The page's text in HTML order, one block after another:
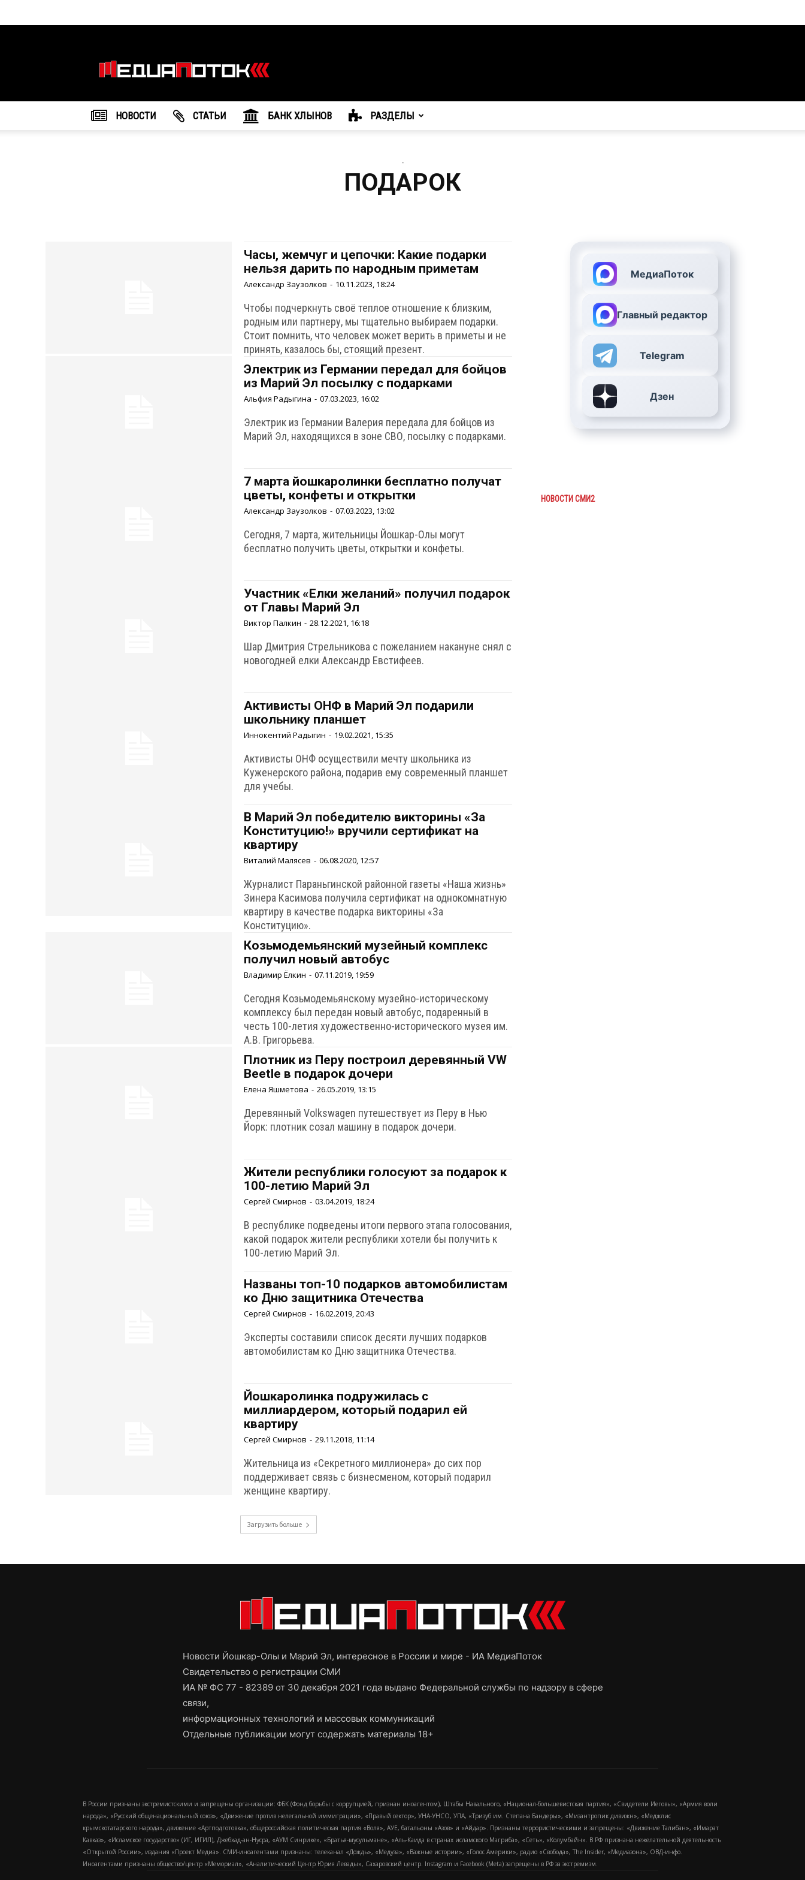
агентство
"МедиаПоток"
НОВОСТИ CТАТЬИ БАНК ХЛЫНОВ РАЗДЕЛЫ
-
ПОДАРОК
Часы, жемчуг и цепочки: Какие подарки
нельзя дарить по народным приметам
Александр Заузолков - 10.11.2023, 18:24
Чтобы подчеркнуть своё теплое отношение к близким,
родным или партнеру, мы тщательно выбираем подарки.
Стоит помнить, что человек может верить в приметы и не
принять, казалось бы, стоящий презент.
Электрик из Германии передал для бойцов
из Марий Эл посылку с подарками
Альфия Радыгина - 07.03.2023, 16:02
Электрик из Германии Валерия передала для бойцов из
Марий Эл, находящихся в зоне СВО, посылку с подарками.
7 марта йошкаролинки бесплатно получат
цветы, конфеты и открытки
Александр Заузолков - 07.03.2023, 13:02
Сегодня, 7 марта, жительницы Йошкар-Олы могут
бесплатно получить цветы, открытки и конфеты.
Участник «Елки желаний» получил подарок
от Главы Марий Эл
Виктор Палкин - 28.12.2021, 16:18
Шар Дмитрия Стрельникова с пожеланием накануне снял с
новогодней елки Александр Евстифеев.
Активисты ОНФ в Марий Эл подарили
школьнику планшет
Иннокентий Радыгин - 19.02.2021, 15:35
Активисты ОНФ осуществили мечту школьника из
Куженерского района, подарив ему современный планшет
для учебы.
В Марий Эл победителю викторины «За
Конституцию!» вручили сертификат на
квартиру
Виталий Малясев - 06.08.2020, 12:57
Журналист Параньгинской районной газеты «Наша жизнь»
Зинера Касимова получила сертификат на однокомнатную
квартиру в качестве подарка викторины «За
Конституцию».
Козьмодемьянский музейный комплекс
получил новый автобус
Владимир Ёлкин - 07.11.2019, 19:59
Сегодня Козьмодемьянскому музейно-историческому
комплексу был передан новый автобус, подаренный в
честь 100-летия художественно-исторического музея им.
А.В. Григорьева.
Плотник из Перу построил деревянный VW
Beetle в подарок дочери
Елена Яшметова - 26.05.2019, 13:15
Деревянный Volkswagen путешествует из Перу в Нью
Йорк: плотник созал машину в подарок дочери.
Жители республики голосуют за подарок к
100-летию Марий Эл
Сергей Смирнов - 03.04.2019, 18:24
В республике подведены итоги первого этапа голосования,
какой подарок жители республики хотели бы получить к
100-летию Марий Эл.
Названы топ-10 подарков автомобилистам
ко Дню защитника Отечества
Сергей Смирнов - 16.02.2019, 20:43
Эксперты составили список десяти лучших подарков
автомобилистам ко Дню защитника Отечества.
Йошкаролинка подружилась с
миллиардером, который подарил ей
квартиру
Сергей Смирнов - 29.11.2018, 11:14
Жительница из «Секретного миллионера» до сих пор
поддерживает связь с бизнесменом, который подарил
женщине квартиру.
Загрузить больше
МедиаПоток
Главный редактор
Telegram
Дзен
НОВОСТИ СМИ2
Новости Йошкар-Олы и Марий Эл, интересное в России и мире - ИА МедиаПоток
Свидетельство о регистрации СМИ
ИА № ФС 77 - 82389 от 30 декабря 2021 года выдано Федеральной службы по надзору в сфере
связи,
информационных технологий и массовых коммуникаций
Отдельные публикации могут содержать материалы 18+
В России признаны экстремистскими и запрещены организации: ФБК (Фонд борьбы с коррупцией, признан иноагентом), Штабы Навального, «Национал-большевистская партия», «Свидетели Иеговы», «Армия воли
народа», «Русский общенациональный союз», «Движение против нелегальной иммиграции», «Правый сектор», УНА-УНСО, УПА, «Тризуб им. Степана Бандеры», «Мизантропик дивижн», «Меджлис
крымскотатарского народа», движение «Артподготовка», общероссийская политическая партия «Воля», АУЕ, батальоны «Азов» и «Айдар». Признаны террористическими и запрещены: «Движение Талибан», «Имарат
Кавказ», «Исламское государство» (ИГ, ИГИЛ), Джебхад-ан-Нусра, «АУМ Синрике», «Братья-мусульмане», «Аль-Каида в странах исламского Магриба», «Сеть», «Колумбайн». В РФ признана нежелательной деятельность
«Открытой России», издания «Проект Медиа». СМИ-иноагентами признаны: телеканал «Дождь», «Медуза», «Важные истории», «Голос Америки», радио «Свобода», The Insider, «Медиазона», ОВД-инфо.
Иноагентами признаны общество/центр «Мемориал», «Аналитический Центр Юрия Левады», Сахаровский центр. Instagram и Facebook (Metа) запрещены в РФ за экстремизм.